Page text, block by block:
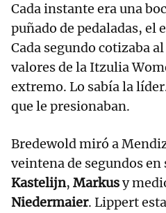
Cada instante era una
puñado de pedaladas, el
Cada segundo cotizaba
valores de la Itzulia
extremo. Lo sabía la
que le presionaban.
Bredewold miró a
veintena de segundos en
Kastelijn, Markusy
Niedermaier. Lippert